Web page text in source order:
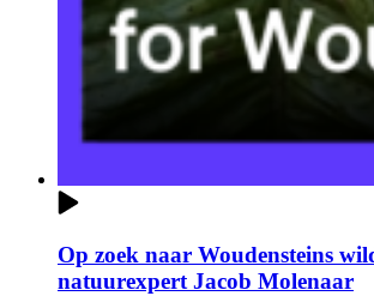
Op zoek naar Woudensteins
natuurexpert Jacob Molenaar